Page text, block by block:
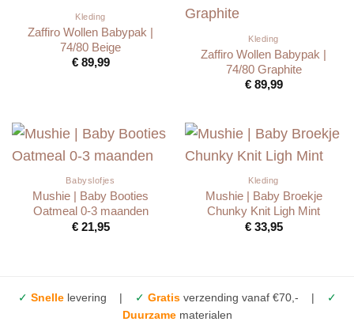
Kleding
Zaffiro Wollen Babypak |
74/80 Beige
€89,99
Kleding
Zaffiro Wollen Babypak |
74/80 Graphite
€89,99
Babyslofjes
Mushie | Baby Booties
Oatmeal 0-3 maanden
€21,95
Kleding
Mushie | Baby Broekje
Chunky Knit Ligh Mint
€33,95
✓ Snellelevering | ✓ Gratisverzending vanaf €70,- |
✓
Duurzamematerialen